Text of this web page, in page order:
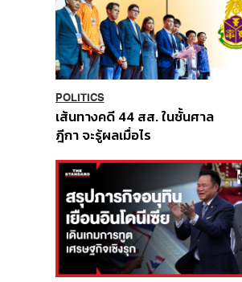
POLITICS
เส้นทางคดี 44 สส. ในชั้นศาล
ฎีกา จะรู้ผลเมื่อไร